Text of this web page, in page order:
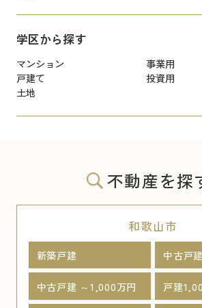
学区から探す
マンション
事業用
戸建て
投資用
土地
不動産を探
和歌山市
新築戸建 中古戸建
中古戸建 ～1,000万円 戸建